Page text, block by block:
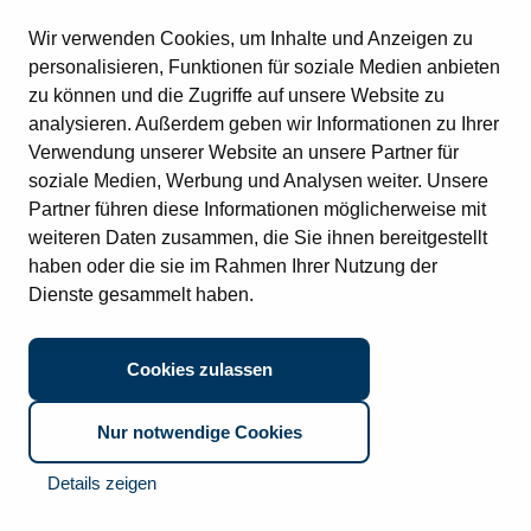
Wir verwenden Cookies, um Inhalte und Anzeigen zu
personalisieren, Funktionen für soziale Medien anbieten
zu können und die Zugriffe auf unsere Website zu
analysieren. Außerdem geben wir Informationen zu Ihrer
Verwendung unserer Website an unsere Partner für
soziale Medien, Werbung und Analysen weiter. Unsere
Partner führen diese Informationen möglicherweise mit
weiteren Daten zusammen, die Sie ihnen bereitgestellt
haben oder die sie im Rahmen Ihrer Nutzung der
Dienste gesammelt haben.
Cookies zulassen
Nur notwendige Cookies
Details zeigen
Quick links
Übersicht
Nachhaltigkeit
Firmengeschichte
Werte
Kernkompetenz
CLARC Produktlinie
Partner
Events
News
Standorte
Lösungen
Auftragsbestätigung (SAP)
Bedarfsanforderung (SAP)
Rechnungseingang (SAP)
Rechnungsausgang (SAP)
Kundenbestellung (SAP)
Archivierung
Bestellausgang (SAP)
Vertragsverwaltung
Vertragsverwaltung (SAP)
Digitale Personalakte (SAP)
Digitale Poststelle
Archivierung (SAP)
Follow us
Newsletter abonnieren.
Bleiben Sie am Puls der digitalen Innovation! Melden Sie sich
jetzt für unseren Newsletter an und erhalten Sie alle Updates zu
anstehenden Events und aktuellen Themen der CTO.
Datenschutz:Ich habe den Datenschutzhinweis gelesen und
stimme diesem zu.
Kontakt Datenschutz